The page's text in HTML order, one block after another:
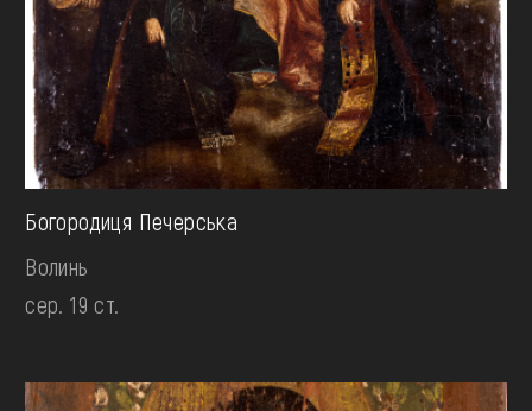
Богородиця Печерська
Волинь
сер. 19 ст.